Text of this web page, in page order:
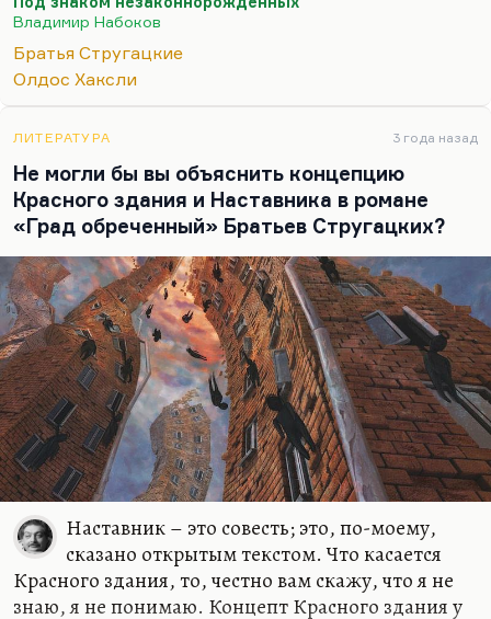
создали антиутопию потребления, а это не
главная опасность и не главное наслаждение для
человека XX века.
Владимир Набоков
Братья Стругацкие
Олдос Хаксли
ЛИТЕРАТУРА 3 года назад
Не могли бы вы объяснить концепцию
Красного здания и Наставника в романе
«Град обреченный» Братьев Стругацких?
Наставник – это совесть; это, по-моему,
сказано открытым текстом. Что касается
Красного здания, то, честно вам скажу, что я не
знаю, я не понимаю. Концепт Красного здания у